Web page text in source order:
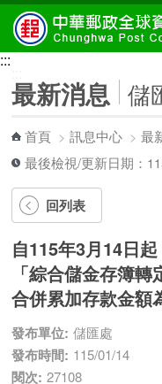
跳到主要內容區塊
:::
最新消息 儲
首頁 >訊息中心 >最
最後檢視/更新日期：
回列表
自115年3月14日
「綜合儲金存簿
合併累加存款金額
發布單位: 儲匯處
發布時間: 115/01/14
閱次: 27108